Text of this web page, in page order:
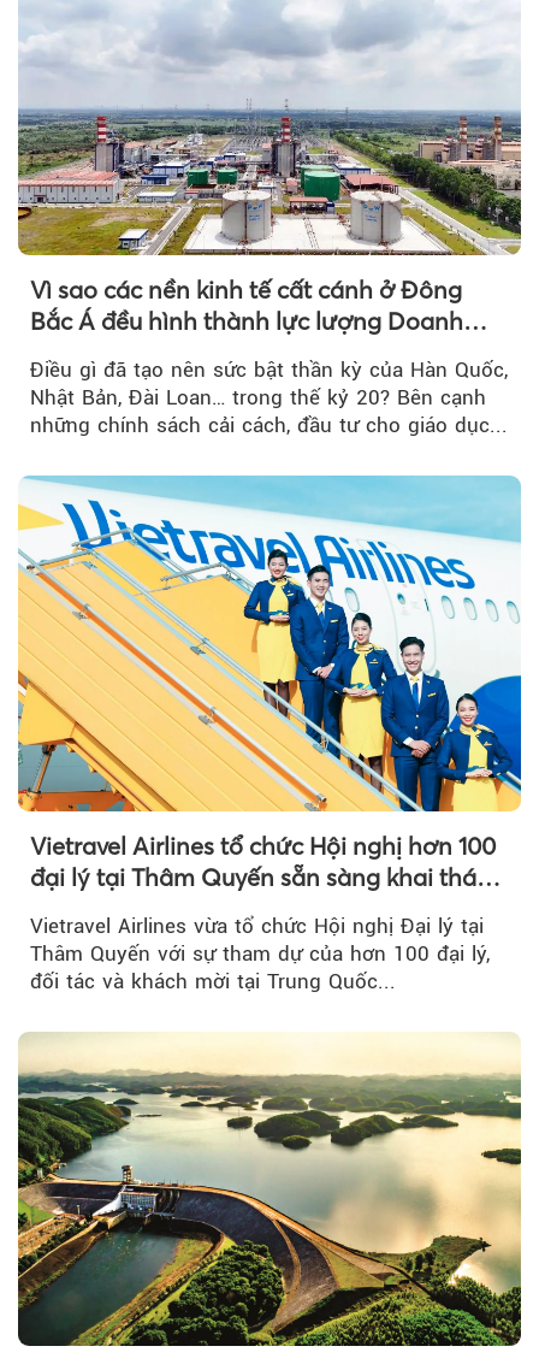
Vì sao các nền kinh tế cất cánh ở Đông
Bắc Á đều hình thành lực lượng Doanh
Điều gì đã tạo nên sức bật thần kỳ của Hàn Quốc,
Nhật Bản, Đài Loan… trong thế kỷ 20? Bên cạnh
những chính sách cải cách, đầu tư cho giáo dục...
Vietravel Airlines tổ chức Hội nghị hơn 100
đại lý tại Thâm Quyến sẵn sàng khai thác
đường bay thẳng TP.HCM - Thâm Quyến
Vietravel Airlines vừa tổ chức Hội nghị Đại lý tại
Thâm Quyến với sự tham dự của hơn 100 đại lý,
đối tác và khách mời tại Trung Quốc...